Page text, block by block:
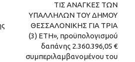
ΤΙΣ ΑΝΑΓΚΕΣ ΤΩΝ
ΥΠΑΛΛΗΛΩΝ ΤΟΥ ΔΗΜΟΥ
ΘΕΣΣΑΛΟΝΙΚΗΣ ΓΙΑ ΤΡΙΑ
(3) ΕΤΗ», προϋπολογισμού
δαπάνης 2.360.396,05 €
συμπεριλαμβανομένου του